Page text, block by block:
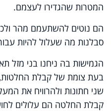
המטרות שהגדירו לעצמם.
הם נוטים להשתעמם מהר
סבלנות מה שעלול להיות
הגמישות בה ניחנו בני מזל
בעת צומת של קבלת החלטות,
שני חתונות ולהרוויח את
קבלת החלטה הם עלולים